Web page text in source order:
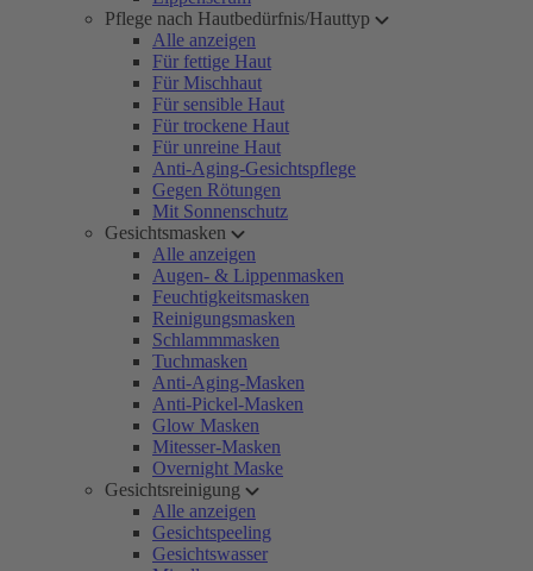
Pflege nach Hautbedürfnis/Hauttyp
Alle anzeigen
Für fettige Haut
Für Mischhaut
Für sensible Haut
Für trockene Haut
Für unreine Haut
Anti-Aging-Gesichtspflege
Gegen Rötungen
Mit Sonnenschutz
Gesichtsmasken
Alle anzeigen
Augen- & Lippenmasken
Feuchtigkeitsmasken
Reinigungsmasken
Schlammmasken
Tuchmasken
Anti-Aging-Masken
Anti-Pickel-Masken
Glow Masken
Mitesser-Masken
Overnight Maske
Gesichtsreinigung
Alle anzeigen
Gesichtspeeling
Gesichtswasser